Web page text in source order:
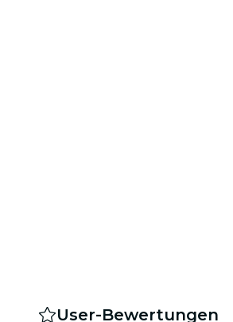
User-Bewertungen